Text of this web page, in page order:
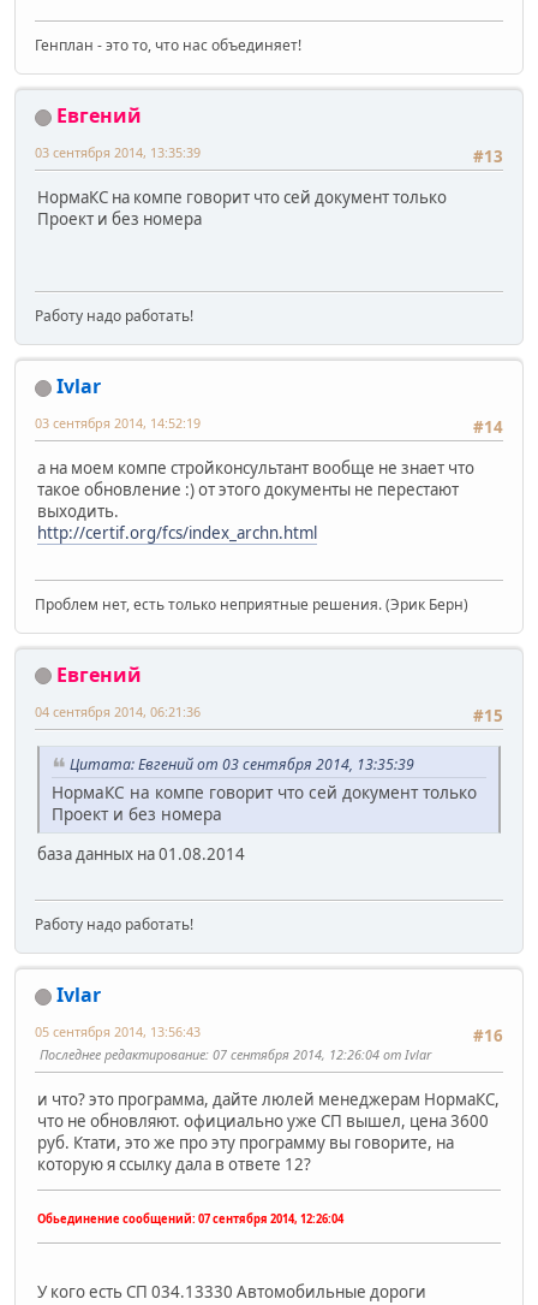
Генплан - это то, что нас объединяет!
Евгений
#13
03 сентября 2014, 13:35:39
НормаКС на компе говорит что сей документ только
Проект и без номера
Работу надо работать!
Ivlar
#14
03 сентября 2014, 14:52:19
а на моем компе стройконсультант вообще не знает что
такое обновление :) от этого документы не перестают
выходить.
http://certif.org/fcs/index_archn.html
Проблем нет, есть только неприятные решения. (Эрик Берн)
Евгений
#15
04 сентября 2014, 06:21:36
Цитата: Евгений от 03 сентября 2014, 13:35:39
НормаКС на компе говорит что сей документ только
Проект и без номера
база данных на 01.08.2014
Работу надо работать!
Ivlar
#16
05 сентября 2014, 13:56:43
Последнее редактирование: 07 сентября 2014, 12:26:04 от Ivlar
и что? это программа, дайте люлей менеджерам НормаКС,
что не обновляют. официально уже СП вышел, цена 3600
руб. Ктати, это же про эту программу вы говорите, на
которую я ссылку дала в ответе 12?
Обьединение сообщений: 07 сентября 2014, 12:26:04
У кого есть СП 034.13330 Автомобильные дороги